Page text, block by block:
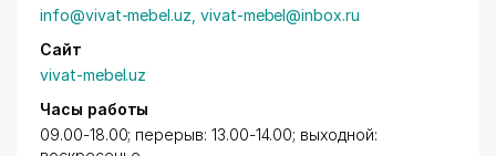
info@vivat-mebel.uz, vivat-mebel@inbox.ru
Сайт
vivat-mebel.uz
Часы работы
09.00-18.00; перерыв: 13.00-14.00; выходной: